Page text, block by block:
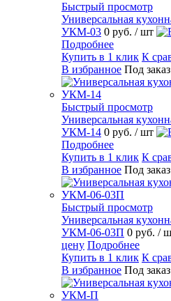
Быстрый просмотр
Универсальная
УКМ-03 0 руб. / шт
Подробнее
Купить в 1 клик К
В избранное Под заказ
Быстрый просмотр
Универсальная
УКМ-14 0 руб. / шт
Подробнее
Купить в 1 клик К
В избранное Под заказ
Быстрый просмотр
Универсальная
УКМ-06-03П 0 руб. /
цену Подробнее
Купить в 1 клик К
В избранное Под заказ